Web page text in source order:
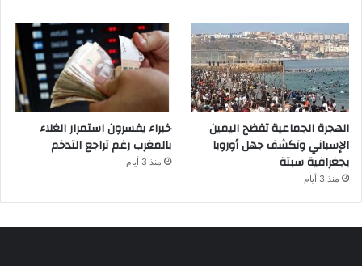
الهجرة الجماعية تفضح اليمين
الإسباني وتكشف جهل أوروبا
بجغرافية سبتة
منذ 3 أيام
خبراء يفسرون استمرار الغلاء
بالمغرب رغم تراجع التدخم
منذ 3 أيام